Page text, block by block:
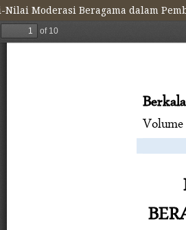
Moderasi Beragama dalam